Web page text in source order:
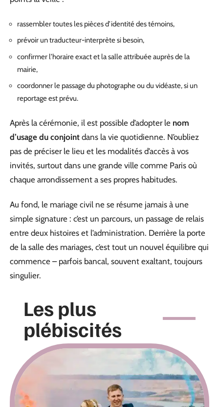
rassembler toutes les pièces d’identité des témoins,
prévoir un traducteur-interprète si besoin,
confirmer l’horaire exact et la salle attribuée auprès de la
mairie,
coordonner le passage du photographe ou du vidéaste, si un
reportage est prévu.
Après la cérémonie, il est possible d’adopter le nom
d’usage du conjoint dans la vie quotidienne. N’oubliez
pas de préciser le lieu et les modalités d’accès à vos
invités, surtout dans une grande ville comme Paris où
chaque arrondissement a ses propres habitudes.
Au fond, le mariage civil ne se résume jamais à une
simple signature : c’est un parcours, un passage de relais
entre deux histoires et l’administration. Derrière la porte
de la salle des mariages, c’est tout un nouvel équilibre qui
commence – parfois bancal, souvent exaltant, toujours
singulier.
Les plus
plébiscités